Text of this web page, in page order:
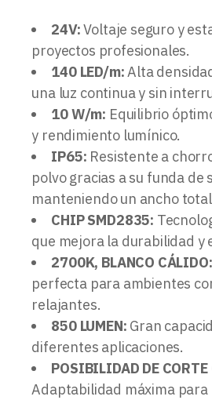
24V:Voltaje seguro y
proyectos profesionales.
140 LED/m:Alta
una luz continua y sin
10 W/m: Equilibrio
y rendimiento lumínico.
IP65: Resistente a
polvo gracias a su funda de
manteniendo un ancho
CHIP SMD2835:
que mejora la durabilidad y
2700K, BLANCO CÁLIDO:
perfecta para ambientes
relajantes.
850 LUMEN: Gran
diferentes aplicaciones.
POSIBILIDAD DE
Adaptabilidad máxima para